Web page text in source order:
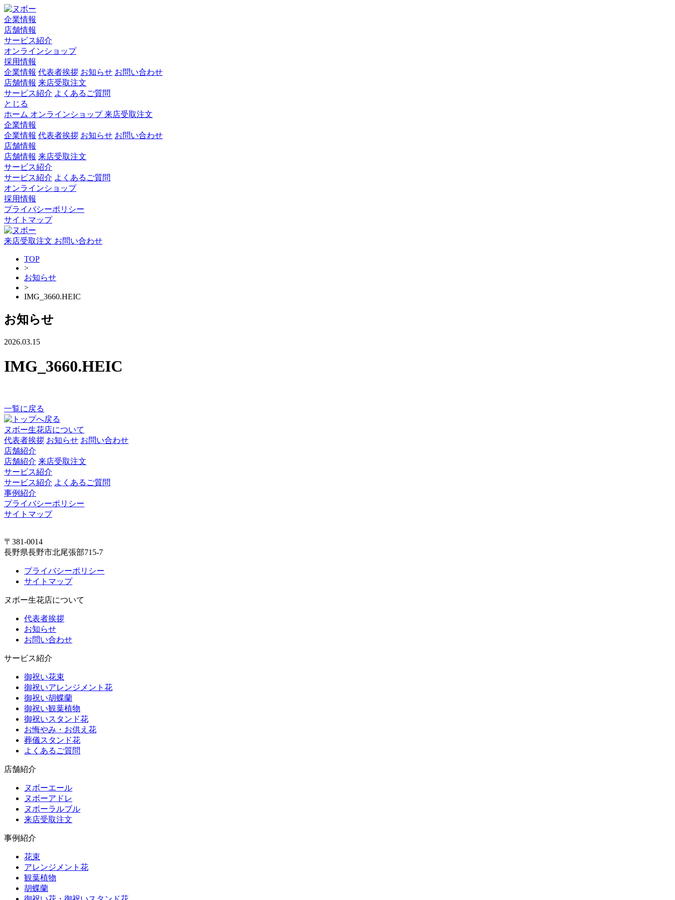
企業情報
店舗情報
サービス紹介
オンラインショップ
採用情報
企業情報 代表者挨拶 お知らせ お問い合わせ
店舗情報 来店受取注文
サービス紹介 よくあるご質問
とじる
ホーム オンラインショップ来店受取注文
企業情報
企業情報 代表者挨拶 お知らせ お問い合わせ
店舗情報
店舗情報 来店受取注文
サービス紹介
サービス紹介 よくあるご質問
オンラインショップ
採用情報
プライバシーポリシー
サイトマップ
来店受取注文 お問い合わせ
TOP
>
お知らせ
>
IMG_3660.HEIC
お知らせ
2026.03.15
IMG_3660.HEIC
一覧に戻る
ヌボー生花店について
代表者挨拶 お知らせ お問い合わせ
店舗紹介
店舗紹介 来店受取注文
サービス紹介
サービス紹介 よくあるご質問
事例紹介
プライバシーポリシー
サイトマップ
〒381-0014
長野県長野市北尾張部715-7
プライバシーポリシー
サイトマップ
ヌボー生花店について
代表者挨拶
お知らせ
お問い合わせ
サービス紹介
御祝い花束
御祝いアレンジメント花
御祝い胡蝶蘭
御祝い観葉植物
御祝いスタンド花
お悔やみ・お供え花
葬儀スタンド花
よくあるご質問
店舗紹介
ヌボーエール
ヌボーアドレ
ヌボーラルブル
来店受取注文
事例紹介
花束
アレンジメント花
観葉植物
胡蝶蘭